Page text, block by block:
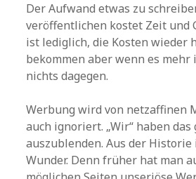
Der Aufwand etwas zu
veröffentlichen kostet Zeit und
ist lediglich, die Kosten wieder
bekommen aber wenn es mehr
nichts dagegen.
Werbung wird von netzaffinen
auch ignoriert. „Wir“ haben
auszublenden. Aus der Historie
Wunder. Denn früher hat man